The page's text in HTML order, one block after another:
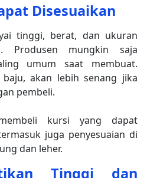
Disesuaikan
tinggi, berat, dan ukuran
Produsen mungkin saja
umum saat membuat.
akan lebih senang jika
pembeli.
kursi yang dapat
juga penyesuaian di
dan leher.
Tinggi dan